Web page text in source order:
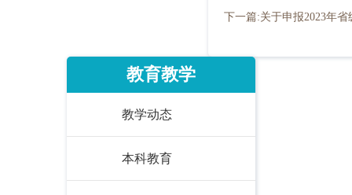
下一篇:关于申报2023年
教育教学
教学动态
本科教育